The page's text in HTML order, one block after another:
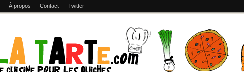
À propos Contact Twitter